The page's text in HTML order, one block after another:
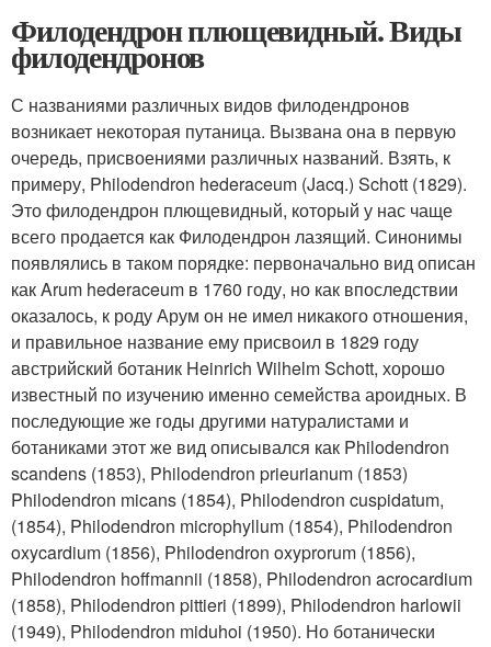
Филодендрон плющевидный. Виды
филодендронов
С названиями различных видов филодендронов
возникает некоторая путаница. Вызвана она в первую
очередь, присвоениями различных названий. Взять, к
примеру, Philodendron hederaceum (Jacq.) Schott (1829).
Это филодендрон плющевидный, который у нас чаще
всего продается как Филодендрон лазящий. Синонимы
появлялись в таком порядке: первоначально вид описан
как Arum hederaceum в 1760 году, но как впоследствии
оказалось, к роду Арум он не имел никакого отношения,
и правильное название ему присвоил в 1829 году
австрийский ботаник Heinrich Wilhelm Schott, хорошо
известный по изучению именно семейства ароидных. В
последующие же годы другими натуралистами и
ботаниками этот же вид описывался как Philodendron
scandens (1853), Philodendron prieurianum (1853)
Philodendron micans (1854), Philodendron cuspidatum,
(1854), Philodendron microphyllum (1854), Philodendron
oxycardium (1856), Philodendron oxyprorum (1856),
Philodendron hoffmannii (1858), Philodendron acrocardium
(1858), Philodendron pittieri (1899), Philodendron harlowii
(1949), Philodendron miduhoi (1950). Но ботанически